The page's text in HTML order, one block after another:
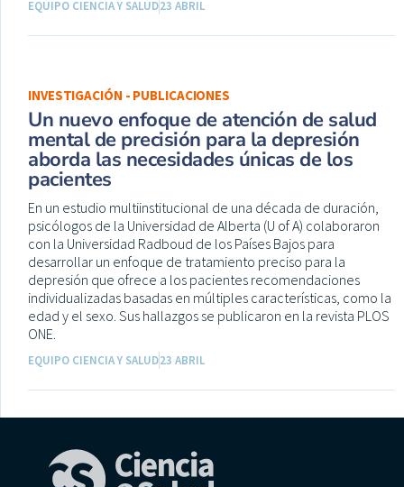
EQUIPO CIENCIA Y SALUD23 ABRIL
INVESTIGACIÓN - PUBLICACIONES
Un nuevo enfoque de atención de salud
mental de precisión para la depresión
aborda las necesidades únicas de los
pacientes
En un estudio multiinstitucional de una década de duración,
psicólogos de la Universidad de Alberta (U of A) colaboraron
con la Universidad Radboud de los Países Bajos para
desarrollar un enfoque de tratamiento preciso para la
depresión que ofrece a los pacientes recomendaciones
individualizadas basadas en múltiples características, como la
edad y el sexo. Sus hallazgos se publicaron en la revista PLOS
ONE.
EQUIPO CIENCIA Y SALUD23 ABRIL